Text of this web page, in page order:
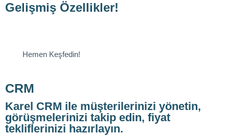
Gelişmiş Özellikler!
Hemen Keşfedin!
CRM
Karel CRM ile müşterilerinizi yönetin,
görüşmelerinizi takip edin, fiyat
tekliflerinizi hazırlayın.